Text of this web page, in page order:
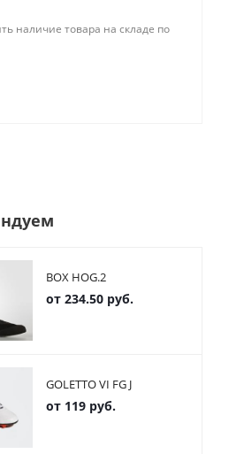
наличие товара на складе по
BOX HOG.2
от 234.50 руб.
GOLETTO VI FG J
от 119 руб.